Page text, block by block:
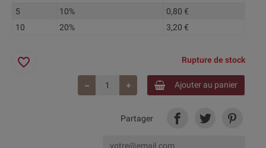
5
10%
0,80 €
10
20% 3,20 €
Rupture de stock
Ajouter au panier
favorite_border
Partager